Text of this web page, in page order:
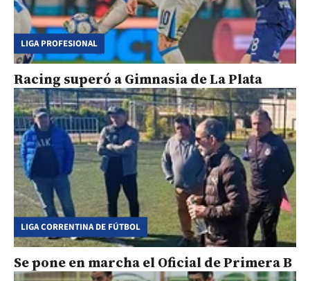
LIGA PROFESIONAL
Racing superó a Gimnasia de La Plata
LIGA CORRENTINA DE FÚTBOL
Se pone en marcha el Oficial de Primera B